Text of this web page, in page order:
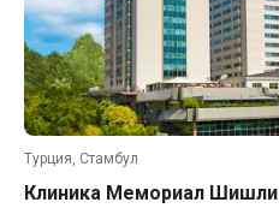
Турция, Стамбул
Клиника Мемориал Шишли